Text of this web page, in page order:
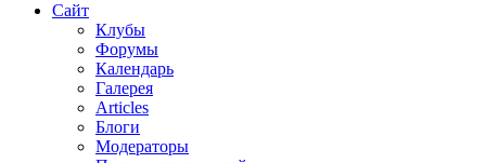
Сайт
Клубы
Форумы
Календарь
Галерея
Articles
Блоги
Модераторы